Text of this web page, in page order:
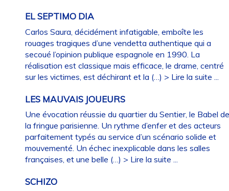
EL SEPTIMO DIA
Carlos Saura, décidément infatigable, emboîte les
rouages tragiques d’une vendetta authentique qui a
secoué l’opinion publique espagnole en 1990. La
réalisation est classique mais efficace, le drame, centré
sur les victimes, est déchirant et la (…) > Lire la suite ...
LES MAUVAIS JOUEURS
Une évocation réussie du quartier du Sentier, le Babel
la fringue parisienne. Un rythme d’enfer et des acteurs
parfaitement typés au service d’un scénario solide et
mouvementé. Un échec inexplicable dans les salles
françaises, et une belle (…) > Lire la suite ...
SCHIZO